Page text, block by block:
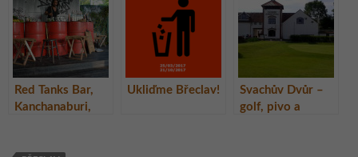
Red Tanks Bar,
Kanchanaburi,
Ukliďme Břeclav!
Svachův Dvůr –
golf, pivo a